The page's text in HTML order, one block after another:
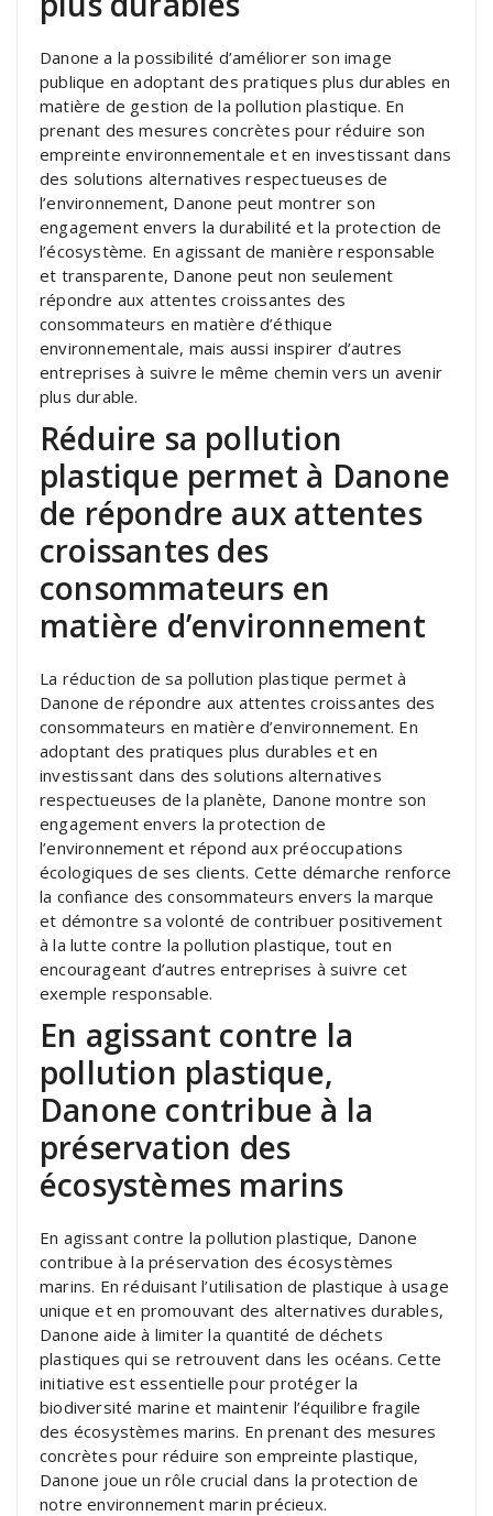
Danone a la possibilité d’améliorer son image
publique en adoptant des pratiques plus durables en
matière de gestion de la pollution plastique. En
prenant des mesures concrètes pour réduire son
empreinte environnementale et en investissant dans
des solutions alternatives respectueuses de
l’environnement, Danone peut montrer son
engagement envers la durabilité et la protection de
l’écosystème. En agissant de manière responsable
et transparente, Danone peut non seulement
répondre aux attentes croissantes des
consommateurs en matière d’éthique
environnementale, mais aussi inspirer d’autres
entreprises à suivre le même chemin vers un avenir
plus durable.
Réduire sa pollution
plastique permet à Danone
de répondre aux attentes
croissantes des
consommateurs en
matière d’environnement
La réduction de sa pollution plastique permet à
Danone de répondre aux attentes croissantes des
consommateurs en matière d’environnement. En
adoptant des pratiques plus durables et en
investissant dans des solutions alternatives
respectueuses de la planète, Danone montre son
engagement envers la protection de
l’environnement et répond aux préoccupations
écologiques de ses clients. Cette démarche renforce
la confiance des consommateurs envers la marque
et démontre sa volonté de contribuer positivement
à la lutte contre la pollution plastique, tout en
encourageant d’autres entreprises à suivre cet
exemple responsable.
En agissant contre la
pollution plastique,
Danone contribue à la
préservation des
écosystèmes marins
En agissant contre la pollution plastique, Danone
contribue à la préservation des écosystèmes
marins. En réduisant l’utilisation de plastique à usage
unique et en promouvant des alternatives durables,
Danone aide à limiter la quantité de déchets
plastiques qui se retrouvent dans les océans. Cette
initiative est essentielle pour protéger la
biodiversité marine et maintenir l’équilibre fragile
des écosystèmes marins. En prenant des mesures
concrètes pour réduire son empreinte plastique,
Danone joue un rôle crucial dans la protection de
notre environnement marin précieux.